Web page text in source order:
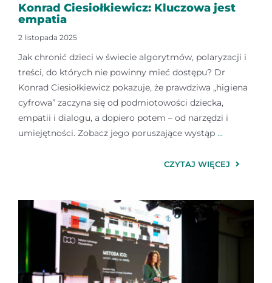
Konrad Ciesiołkiewicz: Kluczowa jest
empatia
2 listopada 2025
Jak chronić dzieci w świecie algorytmów, polaryzacji i
treści, do których nie powinny mieć dostępu? Dr
Konrad Ciesiołkiewicz pokazuje, że prawdziwa „higiena
cyfrowa” zaczyna się od podmiotowości dziecka,
empatii i dialogu, a dopiero potem – od narzędzi i
umiejętności. Zobacz jego poruszające wystąp...
CZYTAJ WIĘCEJ